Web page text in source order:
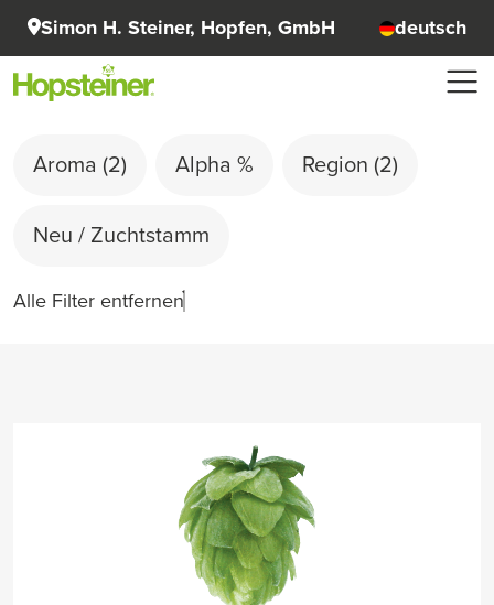
Simon H. Steiner, Hopfen, GmbH deutsch
Aroma (2) Alpha % Region (2)
Neu / Zuchtstamm
Alle Filter entfernen